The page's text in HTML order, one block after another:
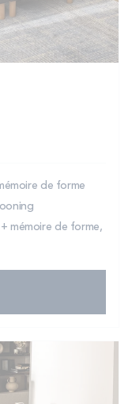
de forme
mémoire de forme,